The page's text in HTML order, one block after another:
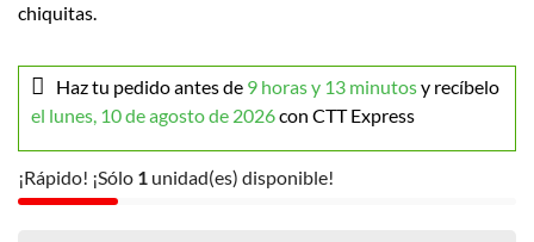
chiquitas.
Haz tu pedido antes de 9 horas y 13 minutosy recíbelo
el lunes, 10 de agosto de 2026con CTT Express
¡Rápido! ¡Sólo 1 unidad(es) disponible!